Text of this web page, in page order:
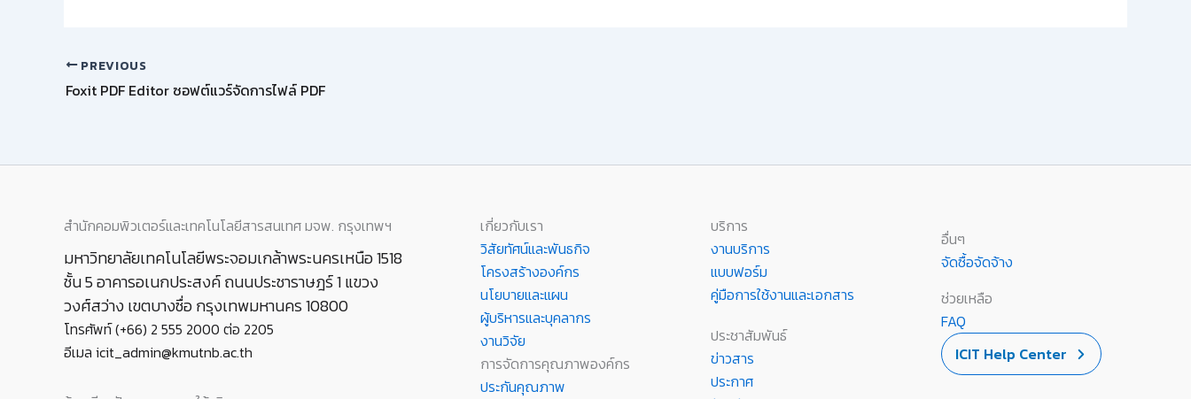
PREVIOUS
Foxit PDF Editor ซอฟต์แวร์จัดการไฟล์ PDF
สำนักคอมพิวเตอร์และเทคโนโลยีสารสนเทศ มจพ. กรุงเทพฯ
มหาวิทยาลัยเทคโนโลยีพระจอมเกล้าพระนครเหนือ 1518
ชั้น 5 อาคารอเนกประสงค์ ถนนประชาราษฎร์ 1 แขวง
วงศ์สว่าง เขตบางซื่อ กรุงเทพมหานคร 10800
โทรศัพท์ (+66) 2 555 2000 ต่อ 2205
อีเมล icit_admin@kmutnb.ac.th
เกี่ยวกับเรา
วิสัยทัศน์และพันธกิจ
โครงสร้างองค์กร
นโยบายและแผน
ผู้บริหารและบุคลากร
งานวิจัย
การจัดการคุณภาพองค์กร
ประกันคุณภาพ
บริการ
งานบริการ
แบบฟอร์ม
คู่มือการใช้งานและเอกสาร
ประชาสัมพันธ์
ข่าวสาร
ประกาศ
อื่นๆ
จัดซื้อจัดจ้าง
ช่วยเหลือ
FAQ
ICIT Help Center